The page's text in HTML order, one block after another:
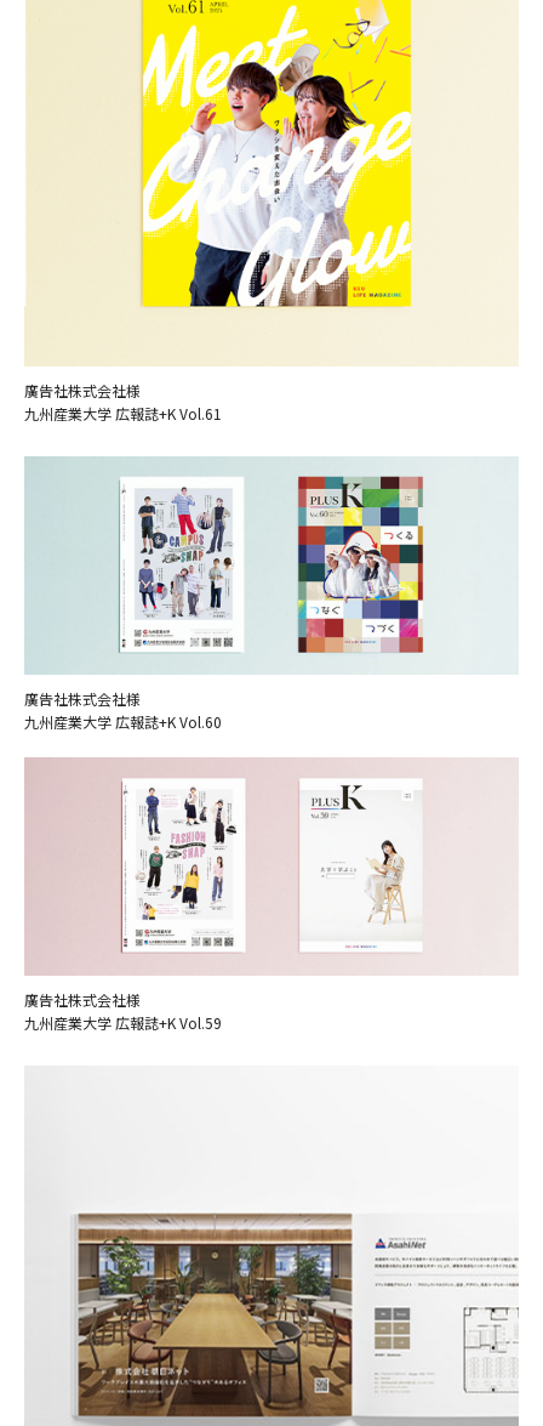
廣告社株式会社様
九州産業大学 広報誌+K Vol.61
廣告社株式会社様
九州産業大学 広報誌+K Vol.60
廣告社株式会社様
九州産業大学 広報誌+K Vol.59